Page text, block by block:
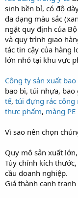
sinh bền bỉ, có độ
đa dạng màu sắc
ngặt quy định của
và quy trình giao
tác tin cậy của hàng
lớn nhỏ tại khu vực
Công ty sản xuất bao
bao bì, túi nhựa, bao
tế, túi đựng rác công
thực phẩm, màng
Vì sao nên chọn
Quy mô sản xuất
Tùy chỉnh kích
cầu doanh nghiệp.
Giá thành cạnh